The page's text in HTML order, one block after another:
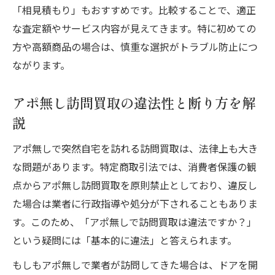
「相見積もり」もおすすめです。比較することで、適正
な査定額やサービス内容が見えてきます。特に初めての
方や高額商品の場合は、慎重な選択がトラブル防止につ
ながります。
アポ無し訪問買取の違法性と断り方を解
説
アポ無しで突然自宅を訪れる訪問買取は、法律上も大き
な問題があります。特定商取引法では、消費者保護の観
点からアポ無し訪問買取を原則禁止としており、違反し
た場合は業者に行政指導や処分が下されることもありま
す。このため、「アポ無しで訪問買取は違法ですか？」
という疑問には「基本的に違法」と答えられます。
もしもアポ無しで業者が訪問してきた場合は、ドアを開